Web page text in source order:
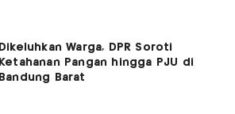
Dikeluhkan Warga, DPR Soroti
Ketahanan Pangan hingga PJU di
Bandung Barat